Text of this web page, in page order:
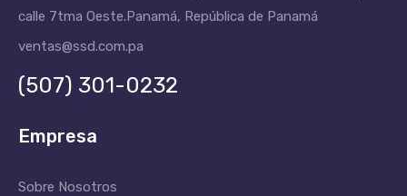
calle 7tma Oeste.Panamá, República de Panamá
ventas@ssd.com.pa
(507) 301-0232
Empresa
Sobre Nosotros